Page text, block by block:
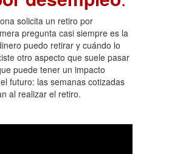
solicita un retiro por
pregunta casi siempre es la
puedo retirar y cuándo lo
otro aspecto que suele pasar
puede tener un impacto
futuro: las semanas cotizadas
al realizar el retiro.